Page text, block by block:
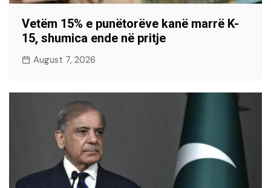
Vetëm 15% e punëtorëve kanë marrë K-
15, shumica ende në pritje
August 7, 2026